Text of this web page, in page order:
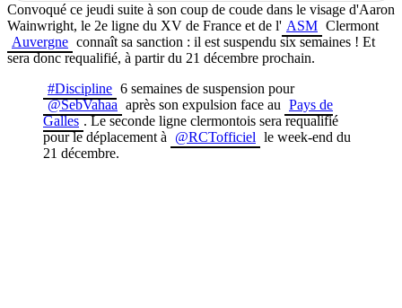
Convoqué ce jeudi suite à son coup de coude dans le visage d'Aaron
Wainwright, le 2e ligne du XV de France et de l' ASM Clermont
Auvergne connaît sa sanction : il est suspendu six semaines ! Et
sera donc requalifié, à partir du 21 décembre prochain.
#Discipline 6 semaines de suspension pour
@SebVahaa après son expulsion face au Pays de
Galles . Le seconde ligne clermontois sera requalifié
pour le déplacement à
@RCTofficiel le week-end du
21 décembre.